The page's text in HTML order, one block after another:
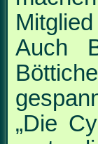
Auch
„Die